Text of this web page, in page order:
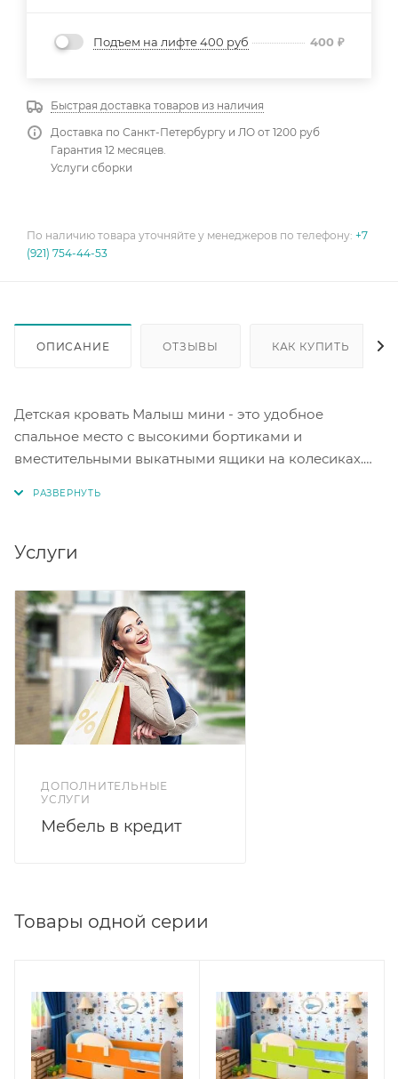
Подъем на лифте 400 руб 400 ₽
Быстрая доставка товаров из наличия
Доставка по Санкт-Петербургу и ЛО от 1200 руб
Гарантия 12 месяцев.
Услуги сборки
По наличию товара уточняйте у менеджеров по телефону: +7
(921) 754-44-53
ОПИСАНИЕ ОТЗЫВЫ КАК КУПИТЬ
Детская кровать Малыш мини - это удобное
спальное место с высокими бортиками и
вместительными выкатными ящики на колесиках.
правую, так и на левую сторону.
Услуги
ДОПОЛНИТЕЛЬНЫЕ
УСЛУГИ
Мебель в кредит
Товары одной серии